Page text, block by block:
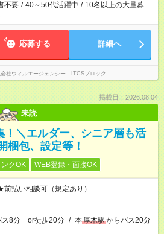
不要 / 40～50代活躍中 / 10名以上の大量募
応募する 詳細へ
会社ウィルエージェンシー ITCSブロック
掲載日：2026.08.04
未読
！＼エルダー、シニア層も活
梱包、設定等！
ンクOK WEB登録・面接OK
払い相談可（規定あり）
ス8分 or徒歩20分 / 本厚木駅からバス20分